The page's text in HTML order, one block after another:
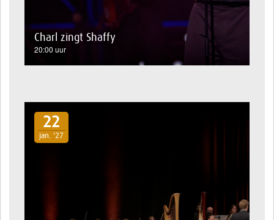
Charl zingt Shaffy
20:00 uur
22
jan. '27